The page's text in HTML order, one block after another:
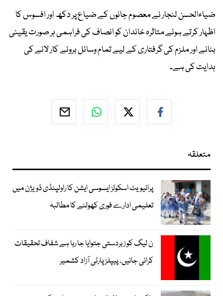
ضیاءالحسن لنجار نے معصوم جانوں کے ضیاع پر دکھ اور افسوس کا
اظہار کرتے ہوئے متاثرہ خاندان کو انصاف کی فراہمی ہر صورت یقینی
بنانے اور ملزم کی گرفتاری کے لیے تمام وسائل بروئے کار لائے کی
ہدایت کی ہے۔
متعلقہ
پرائیویٹ اسکولز ایسوسی ایشن کا راولپنڈی ڈویژن میں
تعلیمی ادارے فوری کھولنے کا مطالبہ
ن لیگ کو زبردستی جتوایا جا رہا ہے شفاف تحقیقات
کرائی جائیں، پیپلز پارٹی آزاد کشمیر